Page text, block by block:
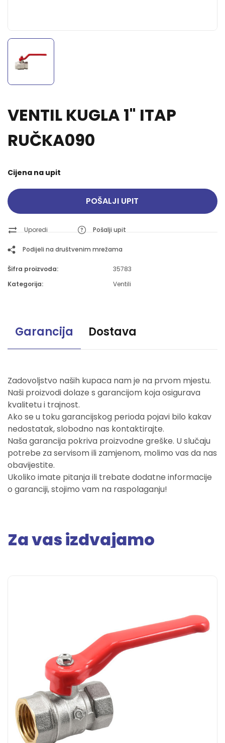
VENTIL KUGLA 1" ITAP
RUČKA090
Cijena na upit
POŠALJI UPIT
Uporedi Pošalji upit
Podijeli na društvenim mrežama
Šifra proizvoda:
35783
Kategorija:
Ventili
Garancija Dostava
Zadovoljstvo naših kupaca nam je na prvom mjestu.
Naši proizvodi dolaze s garancijom koja osigurava
kvalitetu i trajnost.
Ako se u toku garancijskog perioda pojavi bilo kakav
nedostatak, slobodno nas kontaktirajte.
Naša garancija pokriva proizvodne greške. U slučaju
potrebe za servisom ili zamjenom, molimo vas da nas
obavijestite.
Ukoliko imate pitanja ili trebate dodatne informacije
o garanciji, stojimo vam na raspolaganju!
Za vas izdvajamo